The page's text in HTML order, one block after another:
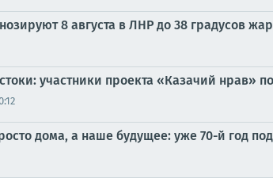
8 августа в ЛНР до 38 градусов
участники проекта «Казачий нрав»
дома, а наше будущее: уже 70-й год